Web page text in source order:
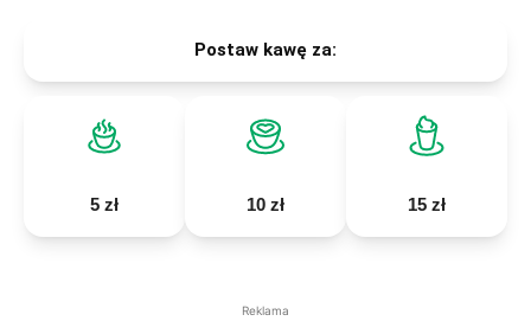
Postaw kawę za:
5 zł 10 zł 15 zł
Reklama